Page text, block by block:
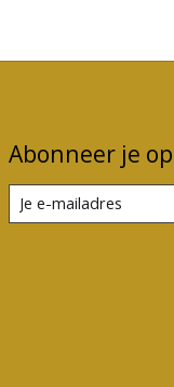
Abonneer je